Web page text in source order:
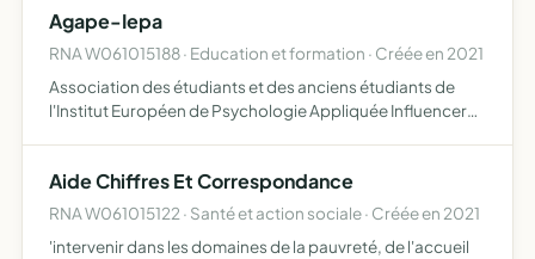
Agape-Iepa
RNA W061015188 · Education et formation · Créée en 2021
Association des étudiants et des anciens étudiants de
l'Institut Européen de Psychologie Appliquée Influencer
métiers …
Aide Chiffres Et Correspondance
RNA W061015122 · Santé et action sociale · Créée en 2021
'intervenir dans les domaines de la pauvreté, de l'accueil